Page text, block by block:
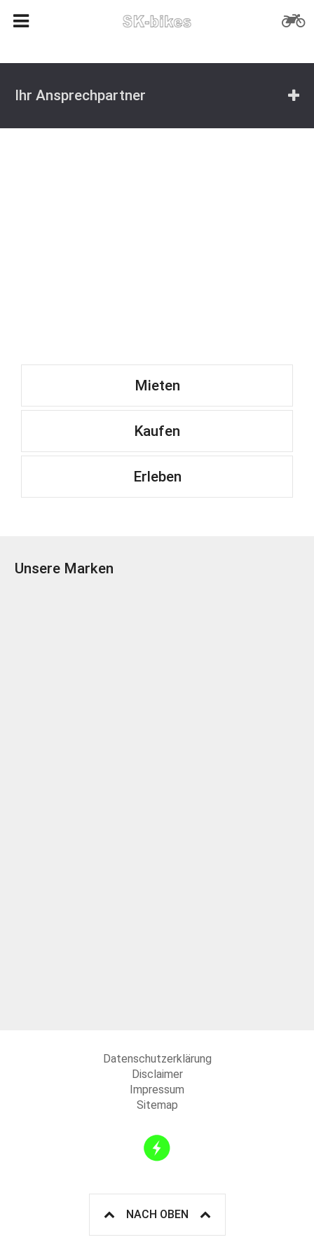
Ihr Ansprechpartner
Mieten
Kaufen
Erleben
Unsere Marken
Datenschutzerklärung
Disclaimer
Impressum
Sitemap
NACH OBEN